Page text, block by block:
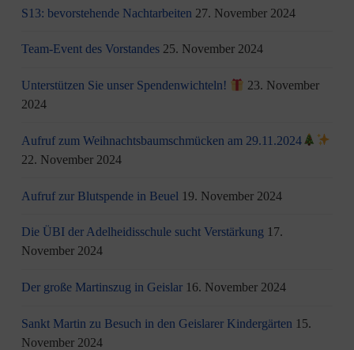
S13: bevorstehende Nachtarbeiten 27. November 2024
Team-Event des Vorstandes 25. November 2024
Unterstützen Sie unser Spendenwichteln!
23. November
2024
Aufruf zum Weihnachtsbaumschmücken am 29.11.2024
22. November 2024
Aufruf zur Blutspende in Beuel 19. November 2024
Die ÜBI der Adelheidisschule sucht Verstärkung 17.
November 2024
Der große Martinszug in Geislar 16. November 2024
Sankt Martin zu Besuch in den Geislarer Kindergärten 15.
November 2024